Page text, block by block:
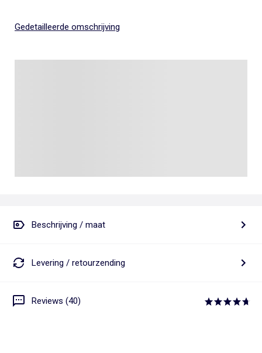
Gedetailleerde omschrijving
Beschrijving / maat
Levering / retourzending
Reviews (40)